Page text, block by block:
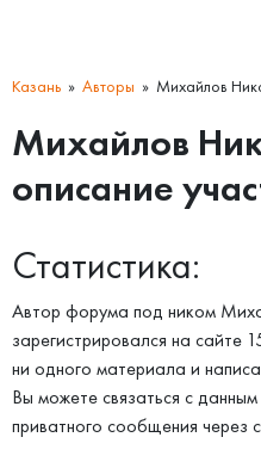
Казань Авторы Михайлов
Михайлов
описание
Статистика:
Автор форума под ником
зарегистрировался на сайте
ни одного материала и
Вы можете связаться с
приватного сообщения через